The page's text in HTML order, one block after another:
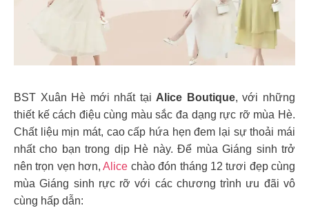
BST Xuân Hè mới nhất tại Alice Boutique, với những
thiết kế cách điệu cùng màu sắc đa dạng rực rỡ mùa Hè.
Chất liệu mịn mát, cao cấp hứa hẹn đem lại sự thoải mái
nhất cho bạn trong dịp Hè này. Để mùa Giáng sinh trở
nên trọn vẹn hơn,Alice chào đón tháng 12 tươi đẹp cùng
mùa Giáng sinh rực rỡ với các chương trình ưu đãi vô
cùng hấp dẫn: